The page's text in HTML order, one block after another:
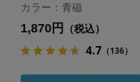
カラー：青磁
1,870円 （税込）
4.7（136）